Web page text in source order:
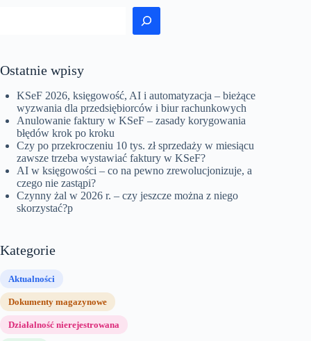
Ostatnie wpisy
KSeF 2026, księgowość, AI i automatyzacja – bieżące
wyzwania dla przedsiębiorców i biur rachunkowych
Anulowanie faktury w KSeF – zasady korygowania
błędów krok po kroku
Czy po przekroczeniu 10 tys. zł sprzedaży w miesiącu
zawsze trzeba wystawiać faktury w KSeF?
AI w księgowości – co na pewno zrewolucjonizuje, a
czego nie zastąpi?
Czynny żal w 2026 r. – czy jeszcze można z niego
skorzystać?p
Kategorie
Aktualności
Dokumenty magazynowe
Działalność nierejestrowana